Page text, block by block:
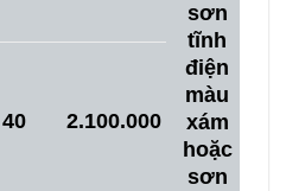
sơn
tĩnh
điện
màu
xám
hoặc
sơn
40 2.100.000